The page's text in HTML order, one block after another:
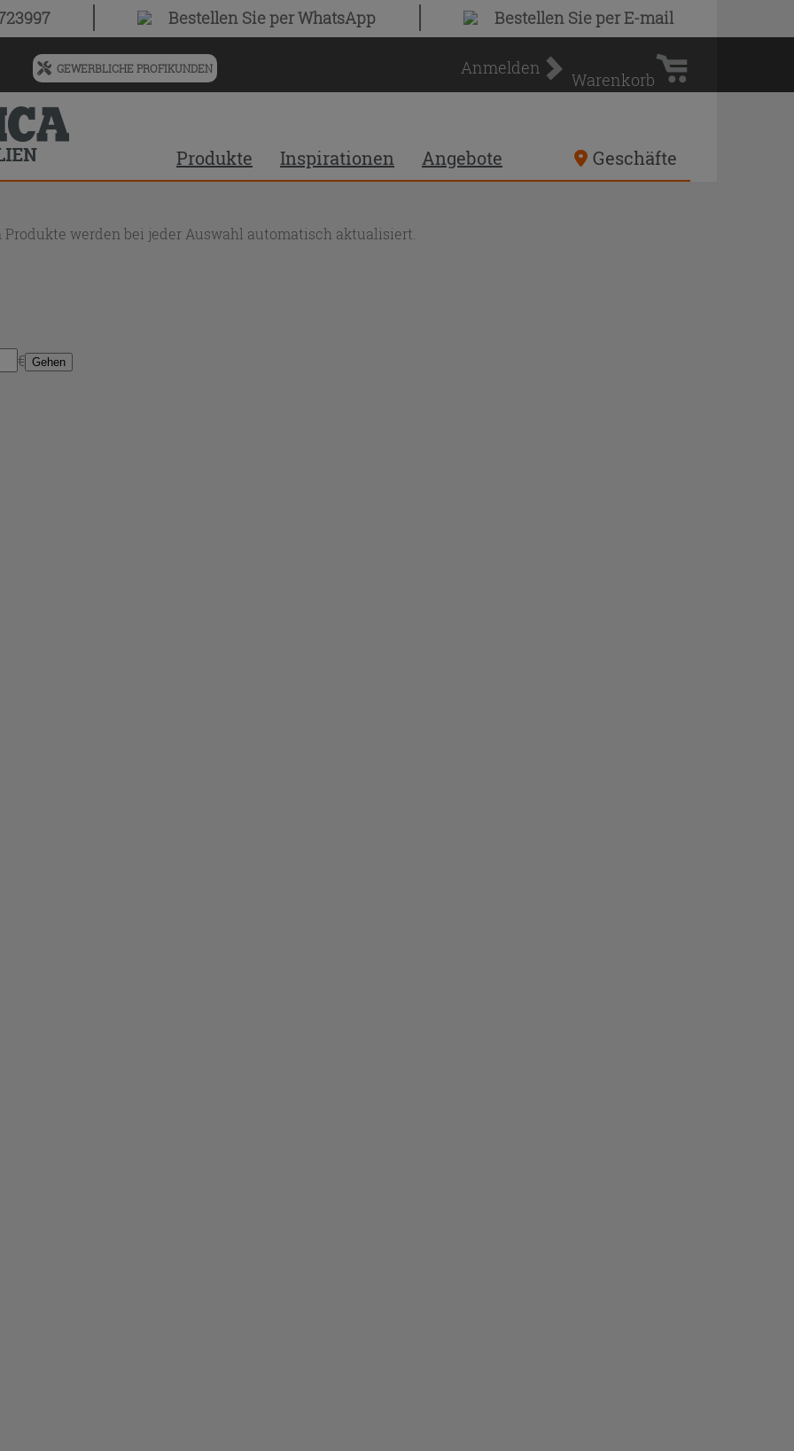
Bestellen Sieper WhatsApp Bestellen Sieper E-mail
Menü
vorgeschlagenen
Siteinhalt
und
Suchprotokoll
GEWERBLICHE PROFIKUNDEN Anmelden
Warenkorb
Warenkorb
Produkte Inspirationen Angebote Geschäfte
werden bei jeder Auswahl automatisch aktualisiert.
€ Gehen